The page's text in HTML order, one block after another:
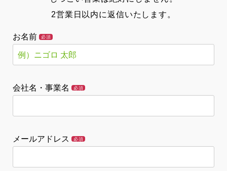
2営業日以内に返信いたします。
お名前 必須
会社名・事業名 必須
メールアドレス 必須